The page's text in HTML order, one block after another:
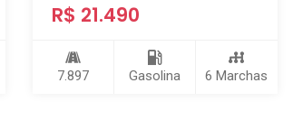
R$ 21.490
7.897 Gasolina 6 Marchas